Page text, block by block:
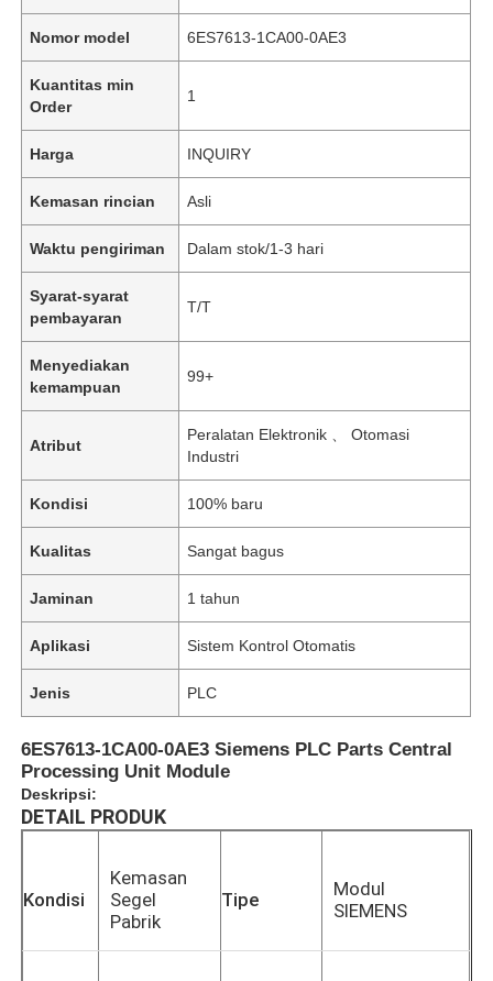
Nomor model 6ES7613-1CA00-0AE3
Kuantitas min
Order
1
Harga INQUIRY
Kemasan rincian Asli
Waktu pengiriman Dalam stok/1-3 hari
Syarat-syarat
pembayaran
T/T
Menyediakan
kemampuan
99+
Atribut
Peralatan Elektronik 、 Otomasi
Industri
Kondisi 100% baru
Kualitas Sangat bagus
Jaminan 1 tahun
Aplikasi Sistem Kontrol Otomatis
Jenis PLC
6ES7613-1CA00-0AE3 Siemens PLC Parts Central
Processing Unit Module
Deskripsi:
DETAIL PRODUK
Kondisi
Kemasan
Segel
Pabrik
Tipe
Modul
SIEMENS